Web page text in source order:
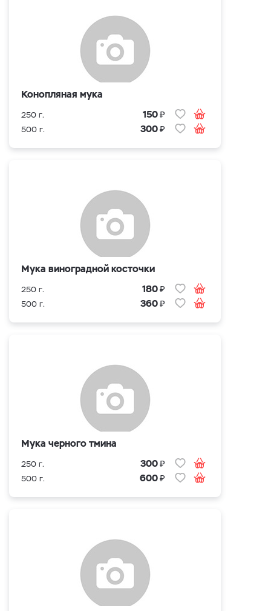
Конопляная мука
250 г. 150₽
500 г. 300₽
Мука виноградной косточки
250 г. 180₽
500 г. 360₽
Мука черного тмина
250 г. 300₽
500 г. 600₽